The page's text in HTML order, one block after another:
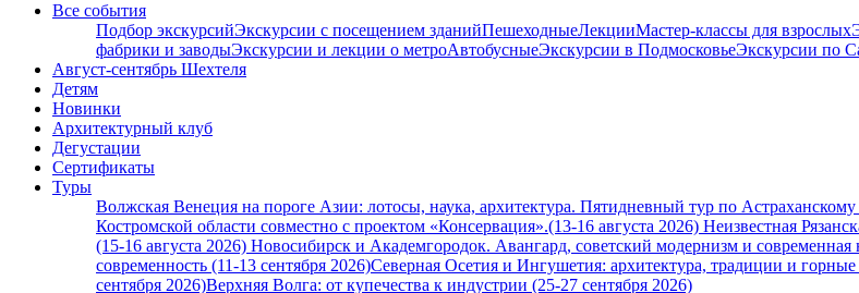
Все события
Подбор экскурсийЭкскурсии с посещением зданийПешеходныеЛекцииМастер-классы для взрослых
фабрики и заводыЭкскурсии и лекции о метроАвтобусныеЭкскурсии в ПодмосковьеЭкскурсии по
Август-сентябрь Шехтеля
Детям
Новинки
Архитектурный клуб
Дегустации
Сертификаты
Туры
Волжская Венеция на пороге Азии: лотосы, наука, архитектура. Пятидневный тур по Астраханскому
Костромской области совместно с проектом «Консервация».(13-16 августа 2026) Неизвестная
(15-16 августа 2026) Новосибирск и Академгородок. Авангард, советский модернизм и современная
современность (11-13 сентября 2026)Северная Осетия и Ингушетия: архитектура, традиции и
сентября 2026)Верхняя Волга: от купечества к индустрии (25-27 сентября 2026)